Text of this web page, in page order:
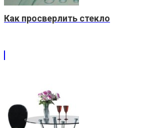
Как просверлить стекло